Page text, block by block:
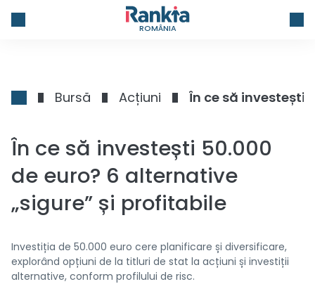
ROMÂNIA
Bursă Acțiuni În ce să investești
În ce să investești 50.000
de euro? 6 alternative
„sigure” și profitabile
Investiția de 50.000 euro cere planificare și diversificare,
explorând opțiuni de la titluri de stat la acțiuni și investiții
alternative, conform profilului de risc.